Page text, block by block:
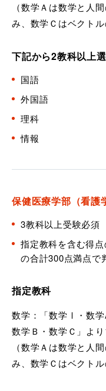
（数学Ａは数学と人
み、数学Ｃはベクトル
下記から2教科以上
国語
外国語
理科
情報
保健医療学部（看護
3教科以上受験必須
指定教科を含む得点
の合計300点満点で
指定教科
数学：「数学Ⅰ・数
数学Ｂ・数学Ｃ」より
（数学Ａは数学と人
み、数学Ｃはベクトル